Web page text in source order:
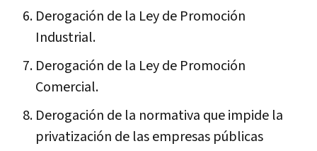
Derogación de la Ley de Promoción
Industrial.
Derogación de la Ley de Promoción
Comercial.
Derogación de la normativa que impide la
privatización de las empresas públicas